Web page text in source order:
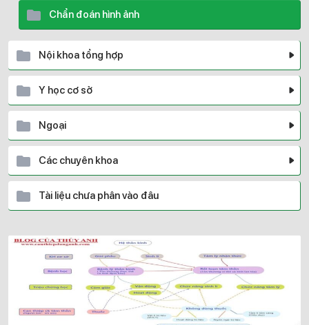
Chẩn đoán hình ảnh
Nội khoa tổng hợp
Y học cơ sở
Ngoại
Các chuyên khoa
Tài liệu chưa phân vào đâu